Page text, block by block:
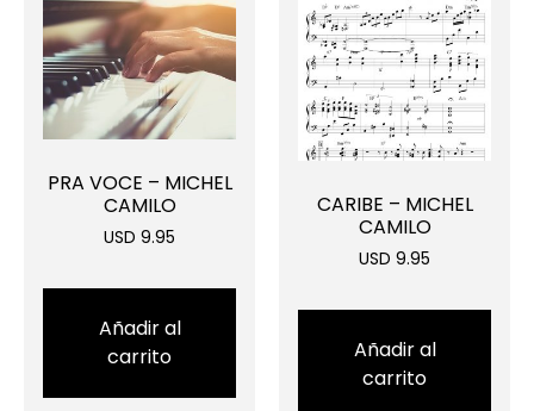
PRA VOCE – MICHEL
CAMILO
USD 9.95
Añadir al
carrito
CARIBE – MICHEL
CAMILO
USD 9.95
Añadir al
carrito